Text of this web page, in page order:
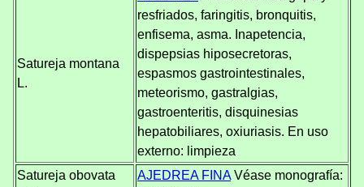
Satureja montana
L.
resfriados, faringitis, bronquitis,
enfisema, asma. Inapetencia,
dispepsias hiposecretoras,
espasmos gastrointestinales,
meteorismo, gastralgias,
gastroenteritis, disquinesias
hepatobiliares, oxiuriasis. En uso
externo: limpieza
Satureja obovata
AJEDREA FINAVéase monografía: